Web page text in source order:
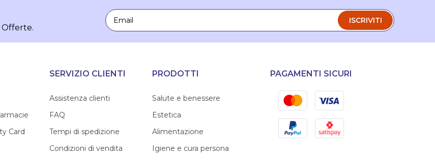
Offerte.
Email
ISCRIVITI
Card
SERVIZIO CLIENTI
Assistenza clienti
FAQ
Tempi di spedizione
Condizioni di vendita
PRODOTTI
Salute e benessere
Estetica
Alimentazione
Igiene e cura persona
PAGAMENTI SICURI
MastercardVisa
PayPal Satispay